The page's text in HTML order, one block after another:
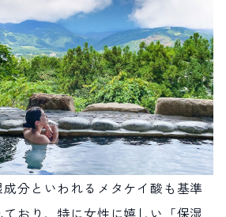
分といわれるメタケイ酸も基準
おり、特に女性に嬉しい「保湿